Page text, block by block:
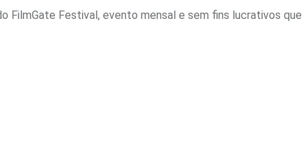
FilmGate Festival, evento mensal e sem fins lucrativos que